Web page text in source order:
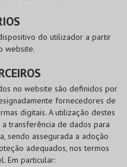
do utilizador a partir
website.
no website são definidos por
fornecedores de
digitais. A utilização destes
transferência de dados para
sendo assegurada a adoção
adequados, nos termos
Em particular: